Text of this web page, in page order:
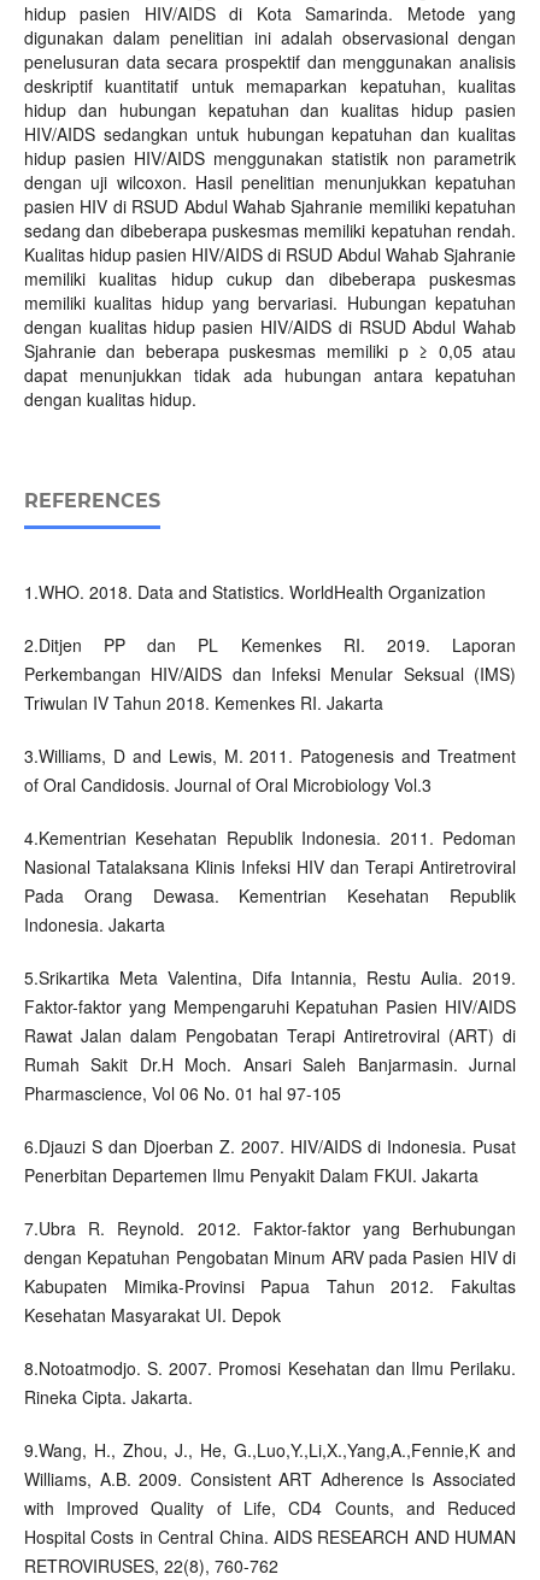
hidup pasien HIV/AIDS di Kota Samarinda. Metode yang
digunakan dalam penelitian ini adalah observasional dengan
penelusuran data secara prospektif dan menggunakan analisis
deskriptif kuantitatif untuk memaparkan kepatuhan, kualitas
hidup dan hubungan kepatuhan dan kualitas hidup pasien
HIV/AIDS sedangkan untuk hubungan kepatuhan dan kualitas
hidup pasien HIV/AIDS menggunakan statistik non parametrik
dengan uji wilcoxon. Hasil penelitian menunjukkan kepatuhan
pasien HIV di RSUD Abdul Wahab Sjahranie memiliki kepatuhan
sedang dan dibeberapa puskesmas memiliki kepatuhan rendah.
Kualitas hidup pasien HIV/AIDS di RSUD Abdul Wahab Sjahranie
memiliki kualitas hidup cukup dan dibeberapa puskesmas
memiliki kualitas hidup yang bervariasi. Hubungan kepatuhan
dengan kualitas hidup pasien HIV/AIDS di RSUD Abdul Wahab
Sjahranie dan beberapa puskesmas memiliki p ≥ 0,05 atau
dapat menunjukkan tidak ada hubungan antara kepatuhan
dengan kualitas hidup.
REFERENCES
1.WHO. 2018. Data and Statistics. WorldHealth Organization
2.Ditjen PP dan PL Kemenkes RI. 2019. Laporan
Perkembangan HIV/AIDS dan Infeksi Menular Seksual (IMS)
Triwulan IV Tahun 2018. Kemenkes RI. Jakarta
3.Williams, D and Lewis, M. 2011. Patogenesis and Treatment
of Oral Candidosis. Journal of Oral Microbiology Vol.3
4.Kementrian Kesehatan Republik Indonesia. 2011. Pedoman
Nasional Tatalaksana Klinis Infeksi HIV dan Terapi Antiretroviral
Pada Orang Dewasa. Kementrian Kesehatan Republik
Indonesia. Jakarta
5.Srikartika Meta Valentina, Difa Intannia, Restu Aulia. 2019.
Faktor-faktor yang Mempengaruhi Kepatuhan Pasien HIV/AIDS
Rawat Jalan dalam Pengobatan Terapi Antiretroviral (ART) di
Rumah Sakit Dr.H Moch. Ansari Saleh Banjarmasin. Jurnal
Pharmascience, Vol 06 No. 01 hal 97-105
6.Djauzi S dan Djoerban Z. 2007. HIV/AIDS di Indonesia. Pusat
Penerbitan Departemen Ilmu Penyakit Dalam FKUI. Jakarta
7.Ubra R. Reynold. 2012. Faktor-faktor yang Berhubungan
dengan Kepatuhan Pengobatan Minum ARV pada Pasien HIV di
Kabupaten Mimika-Provinsi Papua Tahun 2012. Fakultas
Kesehatan Masyarakat UI. Depok
8.Notoatmodjo. S. 2007. Promosi Kesehatan dan Ilmu Perilaku.
Rineka Cipta. Jakarta.
9.Wang, H., Zhou, J., He, G.,Luo,Y.,Li,X.,Yang,A.,Fennie,K and
Williams, A.B. 2009. Consistent ART Adherence Is Associated
with Improved Quality of Life, CD4 Counts, and Reduced
Hospital Costs in Central China. AIDS RESEARCH AND HUMAN
RETROVIRUSES, 22(8), 760-762